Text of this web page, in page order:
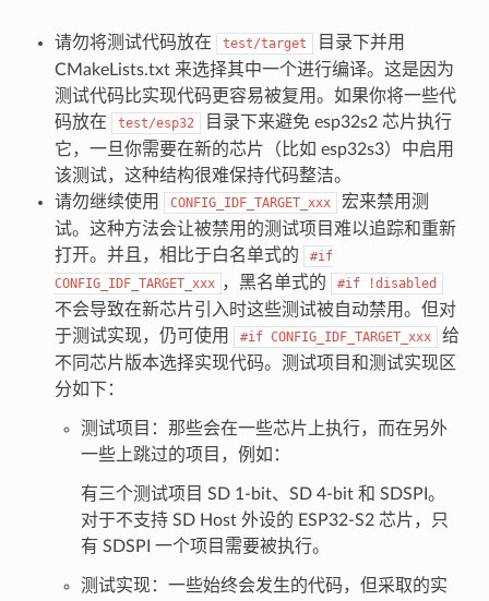
请勿将测试代码放在 test/target
目录下并用
CMakeLists.txt 来选择其中一个进行编译。这是因为
测试代码比实现代码更容易被复用。如果你将一些代
码放在
test/esp32
目录下来避免 esp32s2 芯片执行
它，一旦你需要在新的芯片（比如 esp32s3）中启用
该测试，这种结构很难保持代码整洁。
请勿继续使用
CONFIG_IDF_TARGET_xxx
宏来禁用测
试。这种方法会让被禁用的测试项目难以追踪和重新
打开。并且，相比于白名单式的
#if
CONFIG_IDF_TARGET_xxx ，黑名单式的 #if !disabled
不会导致在新芯片引入时这些测试被自动禁用。但对
于测试实现，仍可使用
#if CONFIG_IDF_TARGET_xxx
给
不同芯片版本选择实现代码。测试项目和测试实现区
分如下：
测试项目：那些会在一些芯片上执行，而在另外
一些上跳过的项目，例如：
有三个测试项目 SD 1-bit、SD 4-bit 和 SDSPI。
对于不支持 SD Host 外设的 ESP32-S2 芯片，只
有 SDSPI 一个项目需要被执行。
测试实现：一些始终会发生的代码，但采取的实